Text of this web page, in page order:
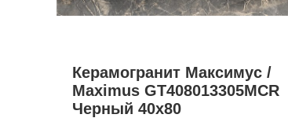
Керамогранит Максимус /
Maximus GT408013305MCR
Черный 40x80